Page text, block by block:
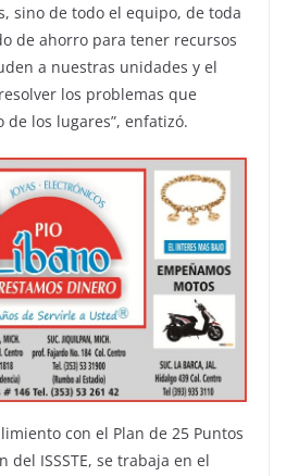
sino de todo el equipo, de toda
de ahorro para tener recursos
a nuestras unidades y el
los problemas que
los lugares”, enfatizó.
con el Plan de 25 Puntos
del ISSSTE, se trabaja en el